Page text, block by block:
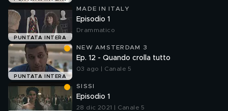
PUNTATA INTERA
MADE IN ITALY
Episodio 1
Drammatico
PUNTATA INTERA
NEW AMSTERDAM 3
Ep. 12 - Quando crolla tutto
03 ago | Canale 5
SISSI
Episodio 1
28 dic 2021 | Canale 5